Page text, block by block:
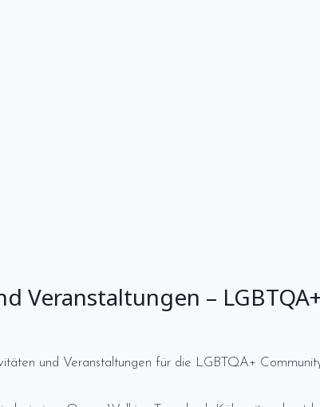
Veranstaltungen –
und Veranstaltungen für die LGBTQA+